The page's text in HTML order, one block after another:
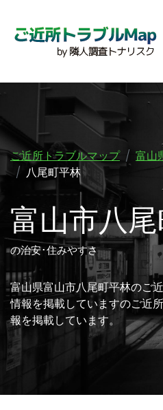
ご近所トラブルマップ 富山
八尾町平林
富山市八
の治安･住みやすさ
富山県富山市八尾町平林のご
情報を掲載していますのご近
報を掲載しています。